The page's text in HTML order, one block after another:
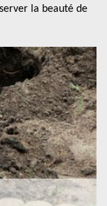
la beauté de